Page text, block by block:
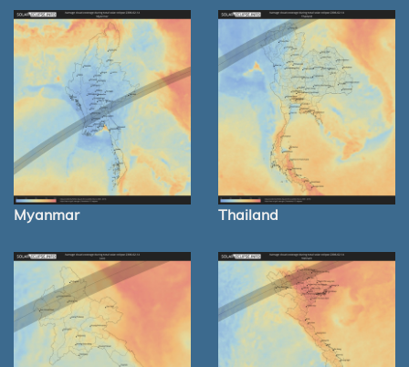
Myanmar Thailand